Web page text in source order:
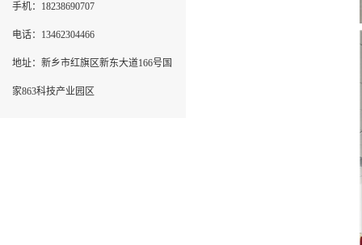
手机：18238690707
电话：13462304466
地址：新乡市红旗区新东大道166号国
家863科技产业园区